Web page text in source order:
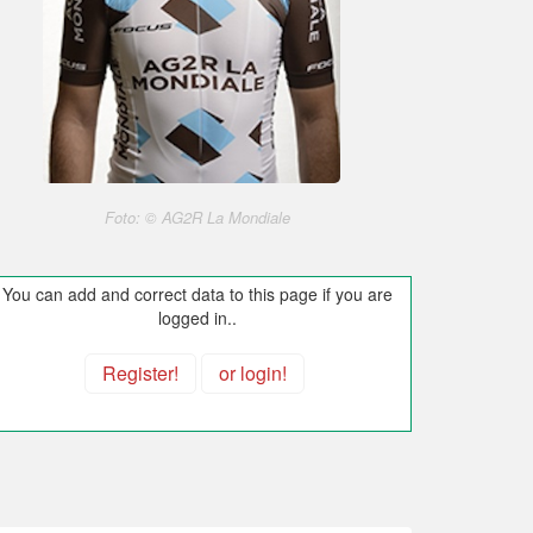
Foto: © AG2R La Mondiale
You can add and correct data to this page if you are
logged in..
Register! or login!